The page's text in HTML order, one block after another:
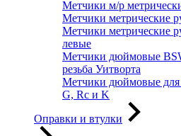
Метчики м/р
Метчики метрические
Метчики метрические
левые
Метчики дюймовые
резьба Уитворта
Метчики дюймовые для
G, Rc и K
Оправки и втулки